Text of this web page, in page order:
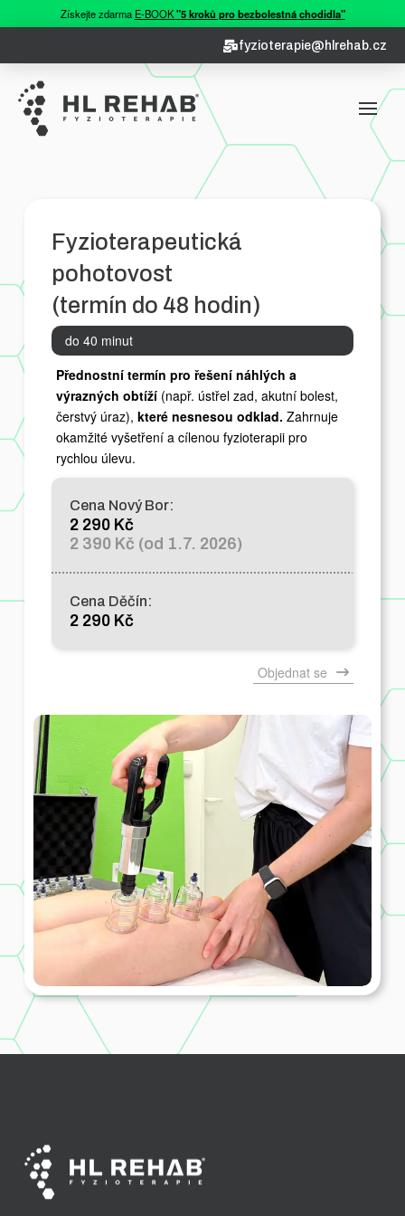
Získejte zdarma E-BOOK"5 kroků pro bezbolestná chodidla"
fyzioterapie@hlrehab.cz
Fyzioterapeutická
pohotovost
(termín do 48 hodin)
do 40 minut
Přednostní termín pro řešení náhlých a
výrazných obtíží(např. ústřel zad, akutní bolest,
čerstvý úraz), které nesnesou odklad. Zahrnuje
okamžité vyšetření a cílenou fyzioterapii pro
rychlou úlevu.
Cena Nový Bor:
2 290 Kč
2 390 Kč (od 1.7. 2026)
Cena Děčín:
2 290 Kč
Objednat se